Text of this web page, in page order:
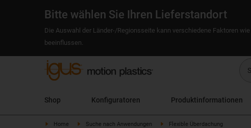
Bitte wählen Sie Ihren Lieferstandort
Die Auswahl der Länder-/Regionsseite kann verschiedene Faktoren
beeinflussen.
Shop Konfiguratoren Produktinformationen
Home Suche nach Anwendungen Flexible Überdachung